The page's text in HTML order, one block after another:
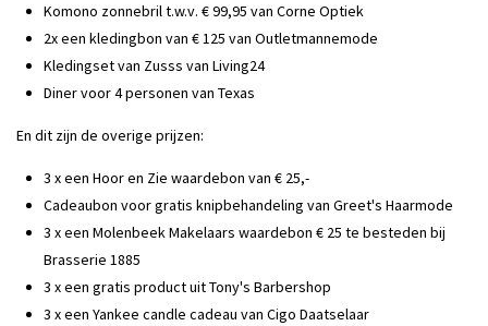
Komono zonnebril t.w.v. € 99,95 van Corne Optiek
2x een kledingbon van € 125 van Outletmannemode
Kledingset van Zusss van Living24
Diner voor 4 personen van Texas
En dit zijn de overige prijzen:
3 x een Hoor en Zie waardebon van € 25,-
Cadeaubon voor gratis knipbehandeling van Greet's Haarmode
3 x een Molenbeek Makelaars waardebon € 25 te besteden bij
Brasserie 1885
3 x een gratis product uit Tony's Barbershop
3 x een Yankee candle cadeau van Cigo Daatselaar